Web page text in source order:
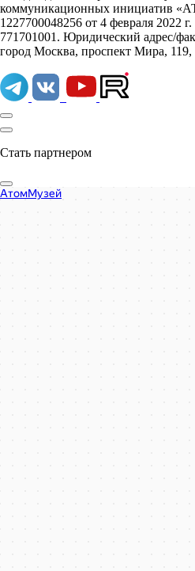
коммуникационных инициатив
1227700048256 от 4 февраля
771701001. Юридический адрес/
город Москва, проспект Мира,
Стать партнером